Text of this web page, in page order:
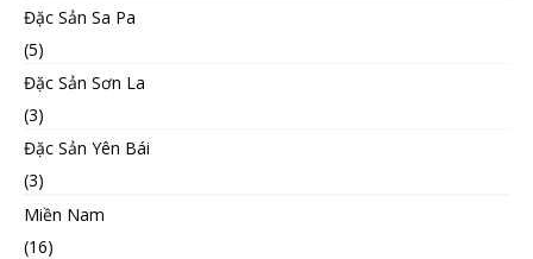
Đặc Sản Sa Pa
(5)
Đặc Sản Sơn La
(3)
Đặc Sản Yên Bái
(3)
Miền Nam
(16)